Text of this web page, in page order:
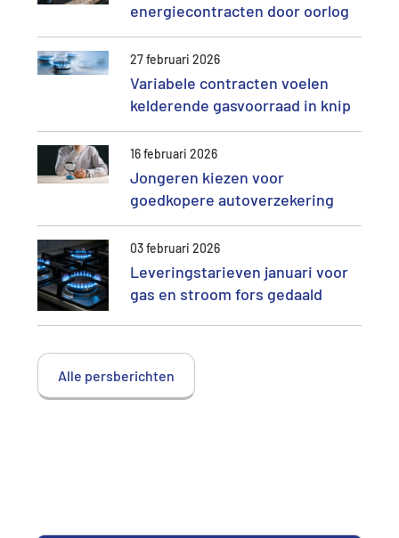
energiecontracten door oorlog
27 februari 2026
Variabele contracten voelen
kelderende gasvoorraad in knip
16 februari 2026
Jongeren kiezen voor
goedkopere autoverzekering
03 februari 2026
Leveringstarieven januari voor
gas en stroom fors gedaald
Alle persberichten